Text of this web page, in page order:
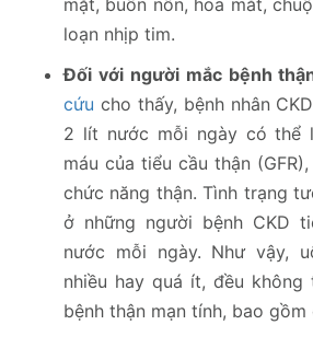
mặt, buồn nôn, hoa mắt,
loạn nhịp tim.
Đối với người mắc bệnh
cứu cho thấy, bệnh nhân
2 lít nước mỗi ngày có thể
máu của tiểu cầu thận
chức năng thận. Tình trạng
ở những người bệnh CKD
nước mỗi ngày. Như vậy,
nhiều hay quá ít, đều
bệnh thận mạn tính, bao